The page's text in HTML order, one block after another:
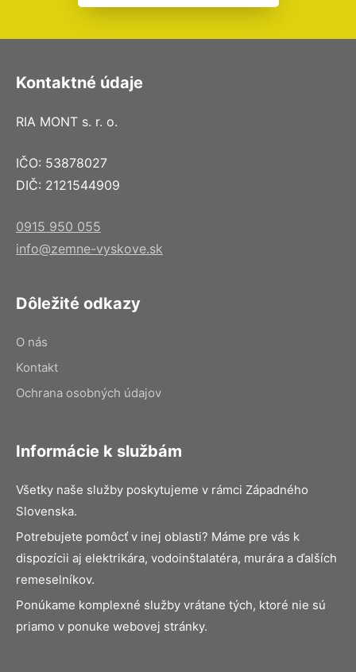
Kontaktné údaje
RIA MONT s. r. o.
IČO: 53878027
DIČ: 2121544909
0915 950 055
info@zemne-vyskove.sk
Dôležité odkazy
O nás
Kontakt
Ochrana osobných údajov
Informácie k službám
Všetky naše služby poskytujeme v rámci Západného
Slovenska.
Potrebujete pomôcť v inej oblasti? Máme pre vás k
dispozícii aj elektrikára, vodoinštalatéra, murára a ďalších
remeselníkov.
Ponúkame komplexné služby vrátane tých, ktoré nie sú
priamo v ponuke webovej stránky.